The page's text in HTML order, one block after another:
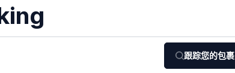
跟踪您的包裹